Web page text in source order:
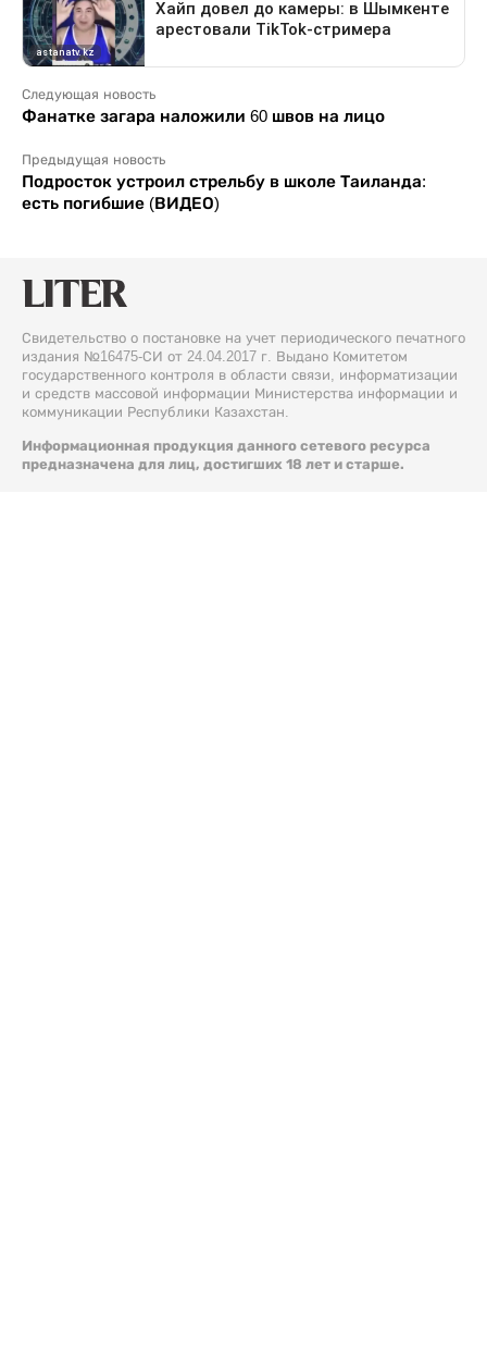
Следующая новость
Фанатке загара наложили 60 швов на лицо
Предыдущая новость
Подросток устроил стрельбу в школе Таиланда:
есть погибшие (ВИДЕО)
Свидетельство о постановке на учет периодического печатного
издания №16475-СИ от 24.04.2017 г. Выдано Комитетом
государственного контроля в области связи, информатизации
и средств массовой информации Министерства информации и
коммуникации Республики Казахстан.
Информационная продукция данного сетевого ресурса
предназначена для лиц, достигших 18 лет и старше.